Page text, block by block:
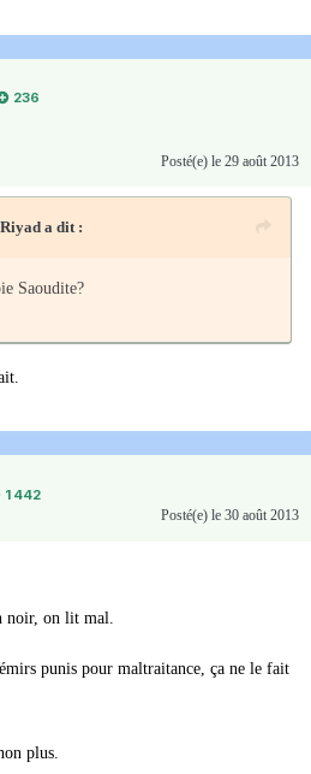
236
Posté(e) le 29 août 2013
a dit :
Saoudite?
1 442
Posté(e) le 30 août 2013
noir, on lit mal.
punis pour maltraitance, ça ne le fait
plus.